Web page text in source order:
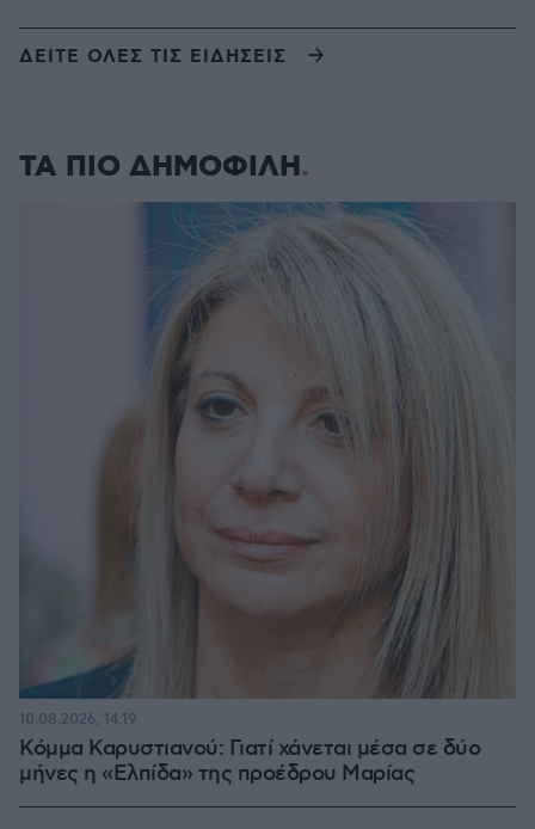
ΔΕΙΤΕ ΟΛΕΣ ΤΙΣ ΕΙΔΗΣΕΙΣ
ΤΑ ΠΙΟ ΔΗΜΟΦΙΛΗ
Κόμμα Καρυστιανού: Γιατί χάνεται μέσα σε δύο
μήνες η «Ελπίδα» της προέδρου Μαρίας
10.08.2026, 14:19